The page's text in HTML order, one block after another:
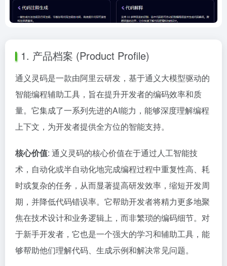
1. 产品档案 (Product Profile)
通义灵码是一款由阿里云研发，基于通义大模型驱动的
智能编程辅助工具，旨在提升开发者的编码效率和质
量。它集成了一系列先进的AI能力，能够深度理解编程
上下文，为开发者提供全方位的智能支持。
核心价值: 通义灵码的核心价值在于通过人工智能技
术，自动化或半自动化地完成编程过程中重复性高、耗
时或复杂的任务，从而显著提高研发效率，缩短开发周
期，并降低代码错误率。它帮助开发者将精力更多地聚
焦在技术设计和业务逻辑上，而非繁琐的编码细节。对
于新手开发者，它也是一个强大的学习和辅助工具，能
够帮助他们理解代码、生成示例和解决常见问题。